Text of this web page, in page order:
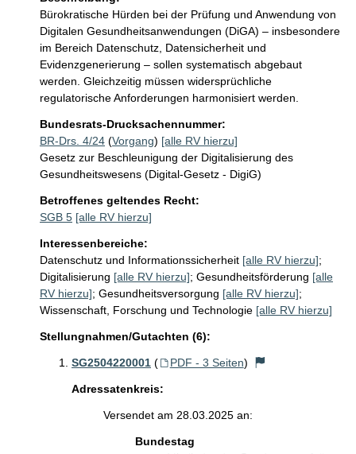
Bürokratische Hürden bei der Prüfung und Anwendung von
Digitalen Gesundheitsanwendungen (DiGA) – insbesondere
im Bereich Datenschutz, Datensicherheit und
Evidenzgenerierung – sollen systematisch abgebaut
werden. Gleichzeitig müssen widersprüchliche
regulatorische Anforderungen harmonisiert werden.
Bundesrats-Drucksachennummer:
BR-Drs. 4/24 (Vorgang) [alle RV hierzu]
Gesetz zur Beschleunigung der Digitalisierung des
Gesundheitswesens (Digital-Gesetz - DigiG)
Betroffenes geltendes Recht:
SGB 5 [alle RV hierzu]
Interessenbereiche:
Datenschutz und Informationssicherheit [alle RV hierzu];
Digitalisierung [alle RV hierzu]; Gesundheitsförderung [alle
RV hierzu]; Gesundheitsversorgung [alle RV hierzu];
Wissenschaft, Forschung und Technologie [alle RV hierzu]
Stellungnahmen/Gutachten (6):
SG2504220001 ( PDF - 3 Seiten)
Adressatenkreis:
Versendet am 28.03.2025 an:
Bundestag